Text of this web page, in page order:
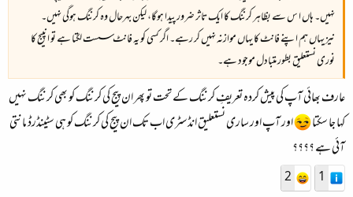
نہیں۔ ہاں ا س سے بظاہر کرننگ کا ایک تاثر ضرور پیدا ہوگا، لیکن بہرحال وہ کرننگ ہوگی نہیں۔
نیز یہاں ہم اپنے فانٹ کا یہاں موازنہ نہیں کر رہے۔ اگر کسی کو یہ فانٹ سست لگتا ہے تو انپیج کا
نوری نستعلیق بطور متبادل موجود ہے۔
عارف بھائی آپ کی پیش کردہ تعریفِ کرننگ کے تحت تو پھر ان پیج کی کرننگ کو بھی کرننگ نہیں
کہا جا سکتا
اور آپ اور ساری نستعلیق انڈسٹری اب تک ان پیج کی کرننگ کو ہی سٹینڈرڈ مانتی
آئی ہے ؟؟؟؟
1
2